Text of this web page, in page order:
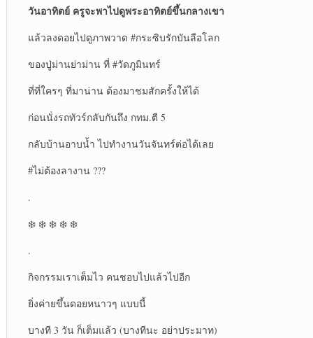
วันอาทิตย์ ครูจะพาไปดูพระอาทิตย์ขึ้นกลางเขา
แล้วลงดอยไปดูภาพวาด #กระซิบรักบันลือโลก
ของปู่ม่านย่าม่าน ที่ #วัดภูมินทร์
ที่ที่ใครๆ ที่มาน่าน ต้องมาชมสักครั้งให้ได้
ก่อนนั่งรถทัวร์กลับกันถึง กทม.ตี 5
กลับบ้านอาบน้ำ ไปทำงานวันจันทร์ต่อได้เลย
#ไม่ต้องลางาน ???
.
❄️ ❄️ ❄️ ❄️ ❄️
.
กิจกรรมเราเต็มไว คนชอบไปแล้วไปอีก
ยิ่งค่ายขึ้นดอยหนาวๆ แบบนี้
บางที 3 วัน ก็เต็มแล้ว (บางทีนะ อย่าประมาท)